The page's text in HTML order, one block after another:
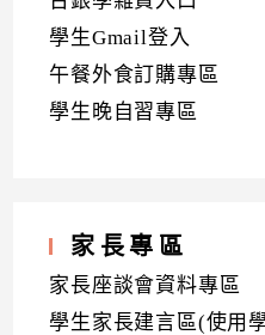
學生Gmail登入
午餐外食訂購專區
學生晚自習專區
家長專區
家長座談會資料專區
學生家長建言區(使用